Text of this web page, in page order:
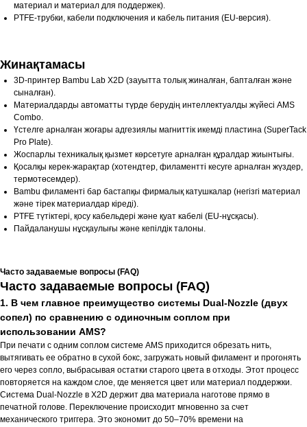
материал и материал для поддержек).
PTFE-трубки, кабели подключения и кабель питания (EU-версия).
Жинақтамасы
3D-принтер Bambu Lab X2D (зауытта толық жиналған, бапталған және
сыналған).
Материалдарды автоматты түрде берудің интеллектуалды жүйесі AMS
Combo.
Үстелге арналған жоғары адгезиялы магниттік икемді пластина (SuperTack
Pro Plate).
Жоспарлы техникалық қызмет көрсетуге арналған құралдар жиынтығы.
Қосалқы керек-жарақтар (хотендтер, филаментті кесуге арналған жүздер,
термотөсемдер).
Bambu филаменті бар бастапқы фирмалық катушкалар (негізгі материал
және тірек материалдар кіреді).
PTFE түтіктері, қосу кабельдері және қуат кабелі (EU-нұсқасы).
Пайдаланушы нұсқаулығы және кепілдік талоны.
Часто задаваемые вопросы (FAQ)
Часто задаваемые вопросы (FAQ)
1. В чем главное преимущество системы Dual-Nozzle (двух
сопел) по сравнению с одиночным соплом при
использовании AMS?
При печати с одним соплом системе AMS приходится обрезать нить,
вытягивать ее обратно в сухой бокс, загружать новый филамент и прогонять
его через сопло, выбрасывая остатки старого цвета в отходы. Этот процесс
повторяется на каждом слое, где меняется цвет или материал поддержки.
Система Dual-Nozzle в X2D держит два материала наготове прямо в
печатной голове. Переключение происходит мгновенно за счет
механического триггера. Это экономит до 50–70% времени на